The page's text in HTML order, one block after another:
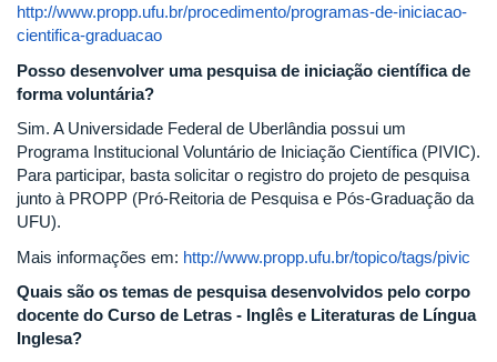
http://www.propp.ufu.br/procedimento/programas-de-iniciacao-
cientifica-graduacao
Posso desenvolver uma pesquisa de iniciação científica de
forma voluntária?
Sim. A Universidade Federal de Uberlândia possui um
Programa Institucional Voluntário de Iniciação Científica (PIVIC).
Para participar, basta solicitar o registro do projeto de pesquisa
junto à PROPP (Pró-Reitoria de Pesquisa e Pós-Graduação da
UFU).
Mais informações em: http://www.propp.ufu.br/topico/tags/pivic
Quais são os temas de pesquisa desenvolvidos pelo corpo
docente do Curso de Letras - Inglês e Literaturas de Língua
Inglesa?